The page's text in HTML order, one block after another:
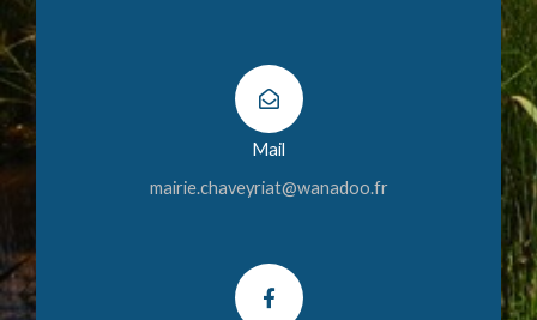
Mail
mairie.chaveyriat@wanadoo.fr